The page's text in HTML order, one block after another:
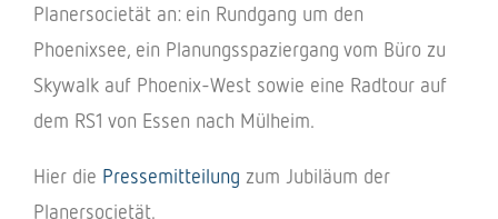
Planer­so­cie­tät an: ein Rund­gang um den
Phoe­nix­see, ein Planungs­spa­zier­gang vom Büro zu
Skywalk auf Phoe­nix-West sowie eine Radtour auf
dem RS1 von Essen nach Mülheim.
Hier die Pres­se­mit­tei­lung zum Jubi­läum der
Planersocietät.